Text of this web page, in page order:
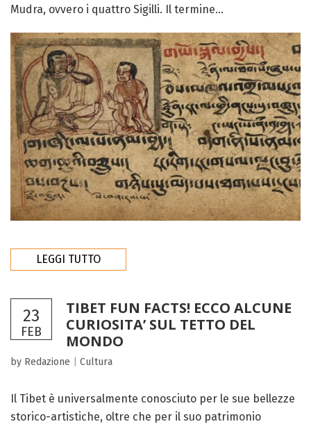
Mudra, ovvero i quattro Sigilli. Il termine...
LEGGI TUTTO
23
FEB
TIBET FUN FACTS! ECCO ALCUNE
CURIOSITA’ SUL TETTO DEL
MONDO
by Redazione Cultura
Il Tibet è universalmente conosciuto per le sue bellezze
storico-artistiche, oltre che per il suo patrimonio